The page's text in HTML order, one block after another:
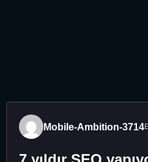
Mobile-Ambition-3714